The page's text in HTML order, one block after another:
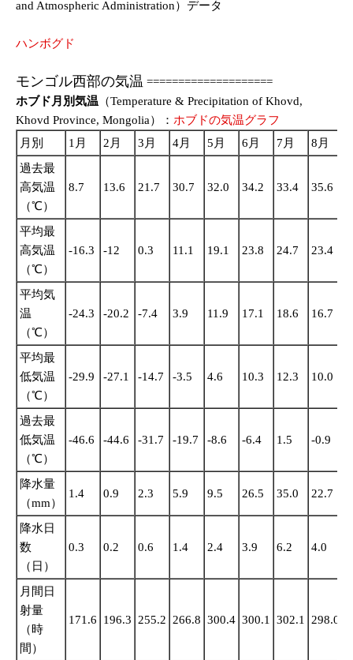
and Atmospheric Administration）データ
ハンボグド
モンゴル西部の気温 ====================
ホブド月別気温 （Temperature & Precipitation of Khovd,
Khovd Province, Mongolia）： ホブドの気温グラフ
月別
1月 2月 3月 4月 5月 6月 7月 8月
過去最
高気温
（℃）
8.7 13.6 21.7 30.7 32.0 34.2 33.4 35.6
平均最
高気温
（℃）
-16.3 -12 0.3 11.1 19.1 23.8 24.7 23.4
平均気
温
（℃）
-24.3 -20.2 -7.4 3.9 11.9 17.1 18.6 16.7
平均最
低気温
（℃）
-29.9 -27.1 -14.7 -3.5 4.6 10.3 12.3 10.0
過去最
低気温
（℃）
-46.6 -44.6 -31.7 -19.7 -8.6 -6.4 1.5 -0.9
降水量
（mm）
1.4 0.9 2.3 5.9 9.5 26.5 35.0 22.7
降水日
数
（日）
0.3 0.2 0.6 1.4 2.4 3.9 6.2 4.0
月間日
射量
（時
間）
171.6 196.3 255.2 266.8 300.4 300.1 302.1 298.0